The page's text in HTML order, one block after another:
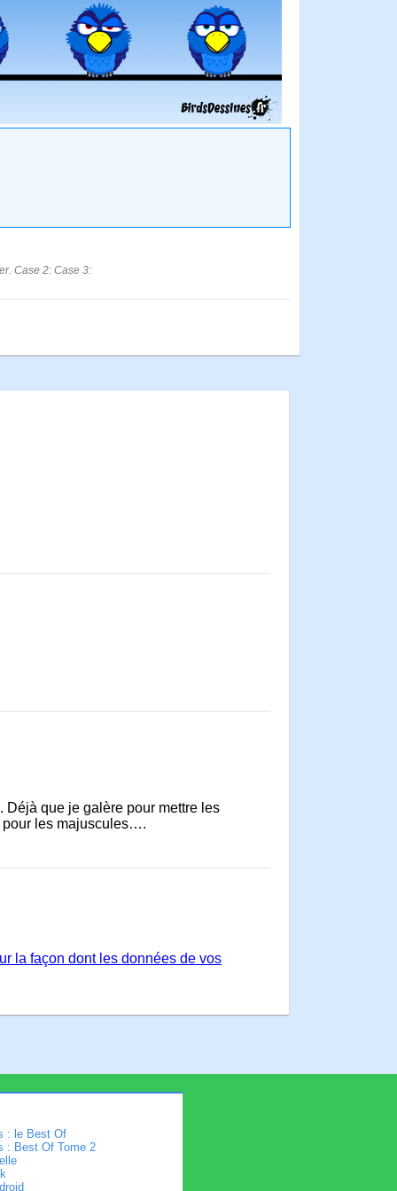
Case 2: Case 3:
Déjà que je galère pour mettre les
pour les majuscules….
la façon dont les données de vos
: le Best Of
: Best Of Tome 2